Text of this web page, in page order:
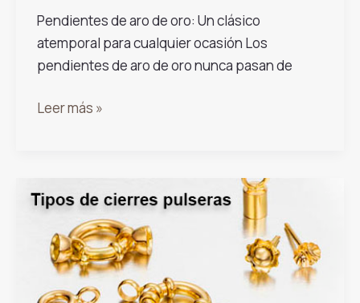
Pendientes de aro de oro: Un clásico
atemporal para cualquier ocasión Los
pendientes de aro de oro nunca pasan de
Pendientes
oro
Leer más »